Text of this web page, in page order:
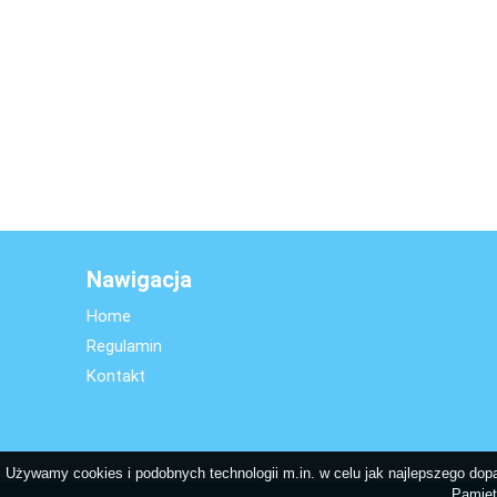
Nawigacja
Home
Regulamin
Kontakt
Używamy cookies i podobnych technologii m.in. w celu jak najlepszego